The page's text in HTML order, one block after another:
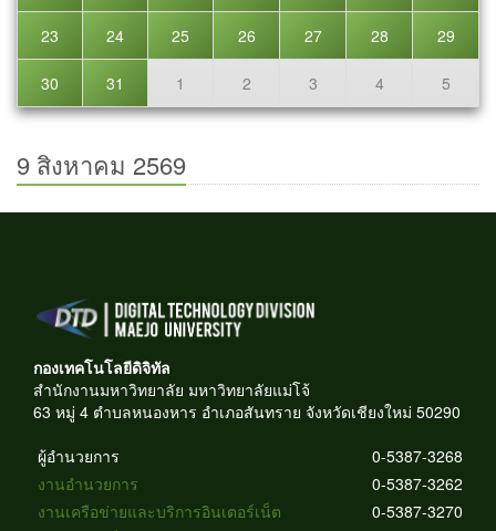
23 24 25 26 27 28 29
30 31 1 2 3 4 5
9 สิงหาคม 2569
กองเทคโนโลยีดิจิทัล
สำนักงานมหาวิทยาลัย มหาวิทยาลัยแม่โจ้
63 หมู่ 4 ตำบลหนองหาร อำเภอสันทราย จังหวัดเชียงใหม่ 50290
ผู้อำนวยการ
0-5387-3268
งานอำนวยการ
0-5387-3262
งานเครือข่ายและบริการอินเตอร์เน็ต
0-5387-3270